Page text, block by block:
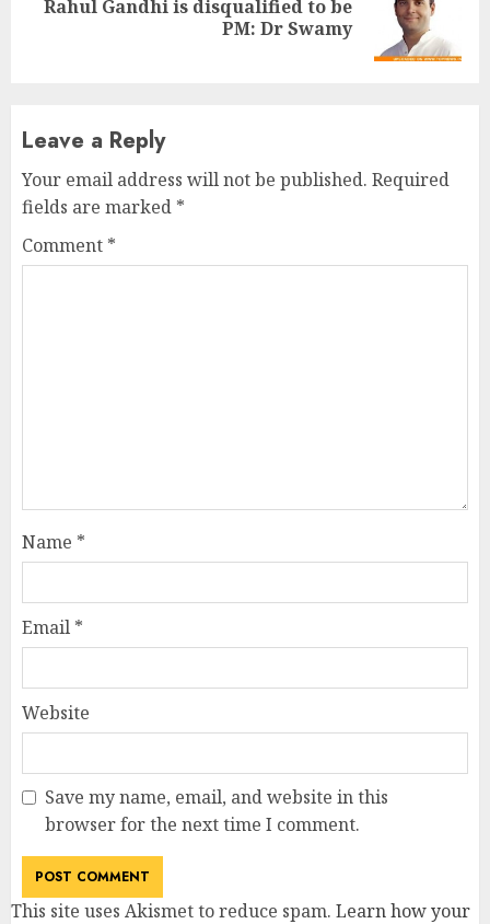
Next
Rahul Gandhi is disqualified to be
PM: Dr Swamy
Leave a Reply
Your email address will not be published. Required
fields are marked *
Comment *
Name *
Email *
Website
Save my name, email, and website in this
browser for the next time I comment.
This site uses Akismet to reduce spam. Learn how your